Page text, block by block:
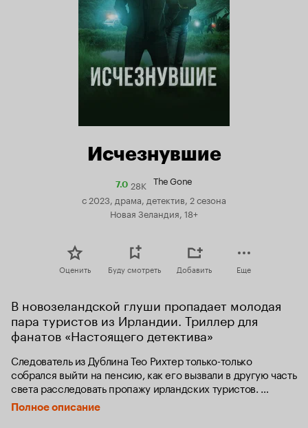
Исчезнувшие
7.0Рейтинг
7.0
28K The Gone
с 2023, драма, детектив, 2 сезона
Новая Зеландия, 18+
Оценить Буду смотреть Добавить Еще
В новозеландской глуши пропадает молодая
пара туристов из Ирландии. Триллер для
фанатов «Настоящего детектива»
Следователь из Дублина Тео Рихтер только-только
собрался выйти на пенсию, как его вызвали в другую часть
света расследовать пропажу ирландских туристов.
Они пропали без вести в живописной новозеландской
деревне, где ранее уже происходили подобные случаи.
Полное описание